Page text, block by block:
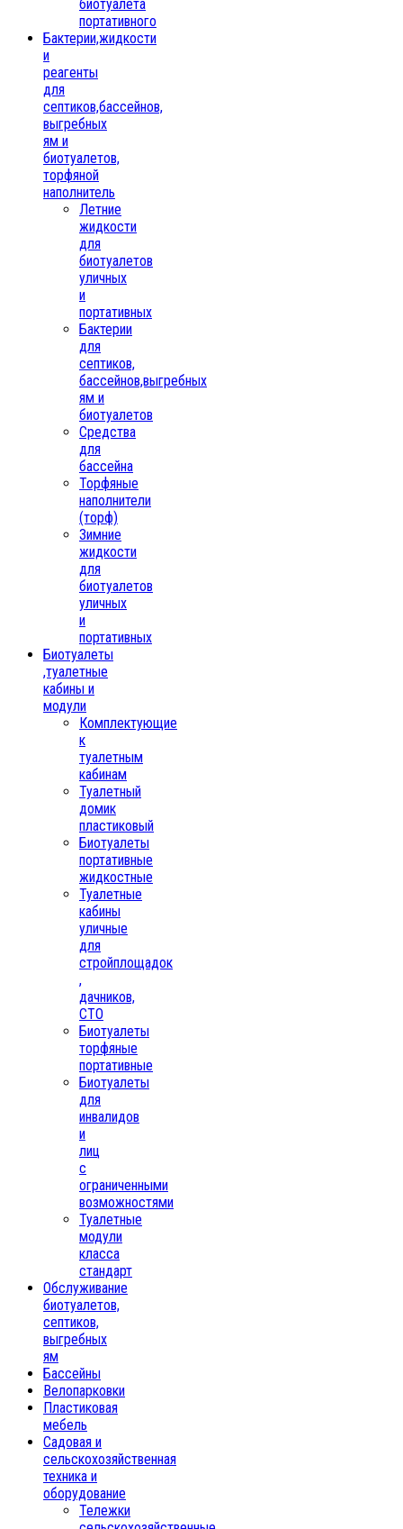
биотуалета
портативного
Бактерии,жидкости
и
реагенты
для
септиков,бассейнов,
выгребных
ям и
биотуалетов,
торфяной
наполнитель
Летние
жидкости
для
биотуалетов
уличных
и
портативных
Бактерии
для
септиков,
бассейнов,выгребных
ям и
биотуалетов
Средства
для
бассейна
Торфяные
наполнители
(торф)
Зимние
жидкости
для
биотуалетов
уличных
и
портативных
Биотуалеты
,туалетные
кабины и
модули
Комплектующие
к
туалетным
кабинам
Туалетный
домик
пластиковый
Биотуалеты
портативные
жидкостные
Туалетные
кабины
уличные
для
стройплощадок
,
дачников,
СТО
Биотуалеты
торфяные
портативные
Биотуалеты
для
инвалидов
и
лиц
с
ограниченными
возможностями
Туалетные
модули
класса
стандарт
Обслуживание
биотуалетов,
септиков,
выгребных
ям
Бассейны
Велопарковки
Пластиковая
мебель
Садовая и
сельскохозяйственная
техника и
оборудование
Тележки